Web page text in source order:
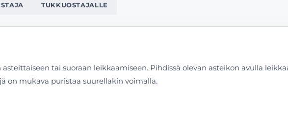
TUKKUOSTAJALLE
tai suoraan leikkaamiseen. Pihdissä olevan asteikon avulla
on mukava puristaa suurellakin voimalla.